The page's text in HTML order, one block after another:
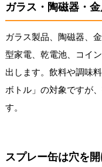
ガラス・陶磁器・
ガラス製品、陶磁器、
型家電、乾電池、コイ
出します。飲料や調味
ボトル」の対象ですが
す。
スプレー缶は穴を